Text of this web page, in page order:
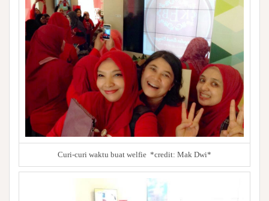
Curi-curi waktu buat welfie *credit: Mak Dwi*